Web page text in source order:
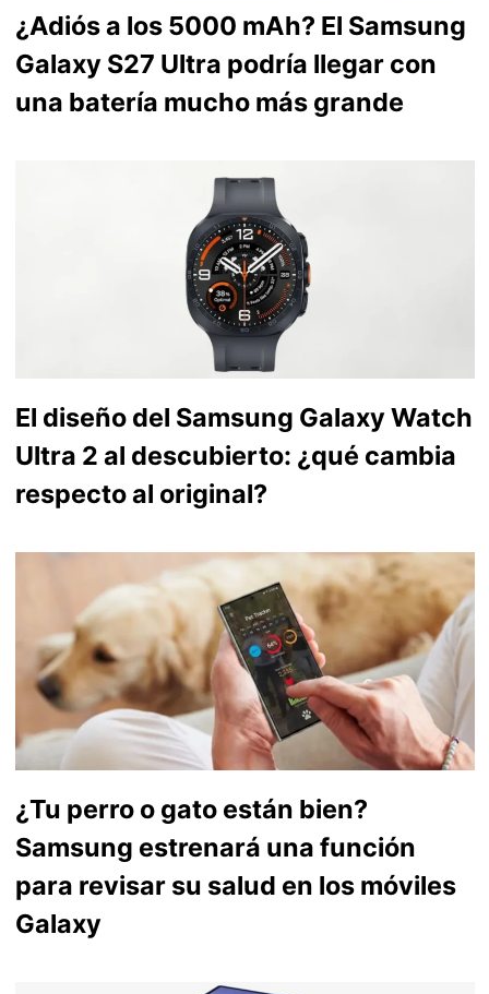
¿Adiós a los 5000 mAh? El Samsung
Galaxy S27 Ultra podría llegar con
una batería mucho más grande
El diseño del Samsung Galaxy Watch
Ultra 2 al descubierto: ¿qué cambia
respecto al original?
¿Tu perro o gato están bien?
Samsung estrenará una función
para revisar su salud en los móviles
Galaxy